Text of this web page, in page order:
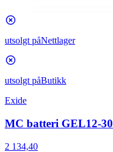
utsolgt påNettlager
utsolgt påButikk
Exide
MC batteri GEL12-30
2 134,40